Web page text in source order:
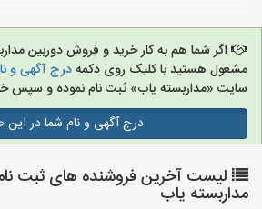
اگر شما هم به کار خرید و فروش دوربین
مشغول هستید با کلیک روی دکمهدرج آگهی و
سایت «مداربسته یاب» ثبت نام نموده و سپس
درج آگهی و نام شما در
لیست آخرین فروشنده های ثبت
مداربسته یاب